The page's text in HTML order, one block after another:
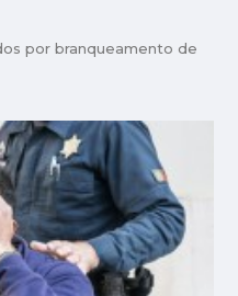
por branqueamento de